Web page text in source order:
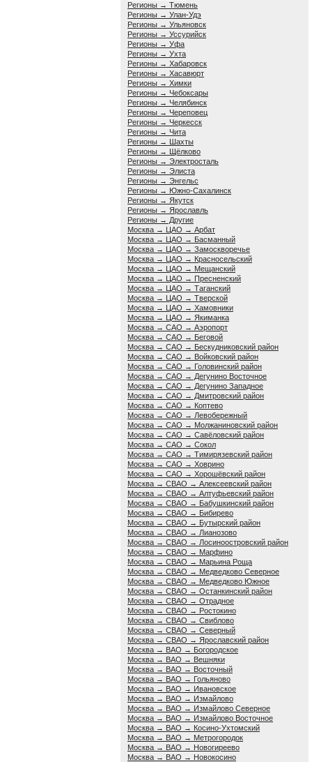
Регионы → Тюмень
Регионы → Улан-Удэ
Регионы → Ульяновск
Регионы → Уссурийск
Регионы → Уфа
Регионы → Ухта
Регионы → Хабаровск
Регионы → Хасавюрт
Регионы → Химки
Регионы → Чебоксары
Регионы → Челябинск
Регионы → Череповец
Регионы → Черкесск
Регионы → Чита
Регионы → Шахты
Регионы → Щёлково
Регионы → Электросталь
Регионы → Элиста
Регионы → Энгельс
Регионы → Южно-Сахалинск
Регионы → Якутск
Регионы → Ярославль
Регионы → Другие
Москва → ЦАО → Арбат
Москва → ЦАО → Басманный
Москва → ЦАО → Замоскворечье
Москва → ЦАО → Красносельский
Москва → ЦАО → Мещанский
Москва → ЦАО → Пресненский
Москва → ЦАО → Таганский
Москва → ЦАО → Тверской
Москва → ЦАО → Хамовники
Москва → ЦАО → Якиманка
Москва → САО → Аэропорт
Москва → САО → Беговой
Москва → САО → Бескудниковский район
Москва → САО → Войковский район
Москва → САО → Головинский район
Москва → САО → Дегунино Восточное
Москва → САО → Дегунино Западное
Москва → САО → Дмитровский район
Москва → САО → Коптево
Москва → САО → Левобережный
Москва → САО → Молжаниновский район
Москва → САО → Савёловский район
Москва → САО → Сокол
Москва → САО → Тимирязевский район
Москва → САО → Ховрино
Москва → САО → Хорошёвский район
Москва → СВАО → Алексеевский район
Москва → СВАО → Алтуфьевский район
Москва → СВАО → Бабушкинский район
Москва → СВАО → Бибирево
Москва → СВАО → Бутырский район
Москва → СВАО → Лианозово
Москва → СВАО → Лосиноостровский район
Москва → СВАО → Марфино
Москва → СВАО → Марьина Роща
Москва → СВАО → Медведково Северное
Москва → СВАО → Медведково Южное
Москва → СВАО → Останкинский район
Москва → СВАО → Отрадное
Москва → СВАО → Ростокино
Москва → СВАО → Свиблово
Москва → СВАО → Северный
Москва → СВАО → Ярославский район
Москва → ВАО → Богородское
Москва → ВАО → Вешняки
Москва → ВАО → Восточный
Москва → ВАО → Гольяново
Москва → ВАО → Ивановское
Москва → ВАО → Измайлово
Москва → ВАО → Измайлово Северное
Москва → ВАО → Измайлово Восточное
Москва → ВАО → Косино-Ухтомский
Москва → ВАО → Метрогородок
Москва → ВАО → Новогиреево
Москва → ВАО → Новокосино